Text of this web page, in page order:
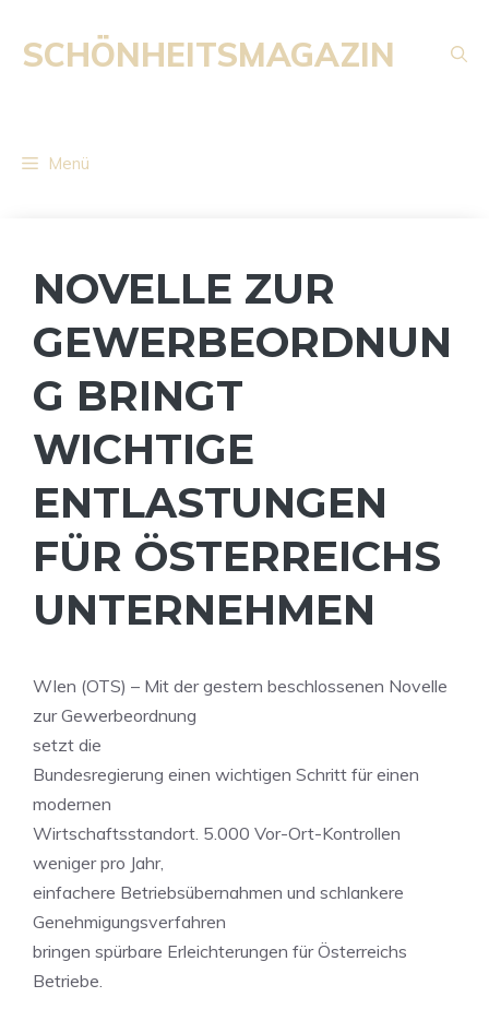
Inhalt
springen
SCHÖNHEITSMAGAZIN
Menü
NOVELLE ZUR
GEWERBEORDNUN
G BRINGT
WICHTIGE
ENTLASTUNGEN
FÜR ÖSTERREICHS
UNTERNEHMEN
WIen (OTS) – Mit der gestern beschlossenen Novelle
zur Gewerbeordnung
setzt die
Bundesregierung einen wichtigen Schritt für einen
modernen
Wirtschaftsstandort. 5.000 Vor-Ort-Kontrollen
weniger pro Jahr,
einfachere Betriebsübernahmen und schlankere
Genehmigungsverfahren
bringen spürbare Erleichterungen für Österreichs
Betriebe.